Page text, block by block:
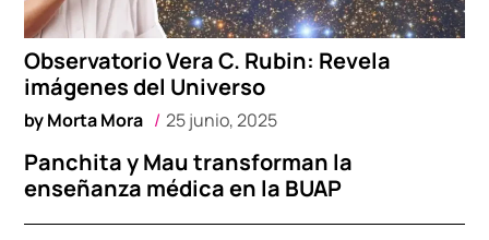
Observatorio Vera C. Rubin: Revela
imágenes del Universo
byMorta Mora 25 junio, 2025
Panchita y Mau transforman la
enseñanza médica en la BUAP